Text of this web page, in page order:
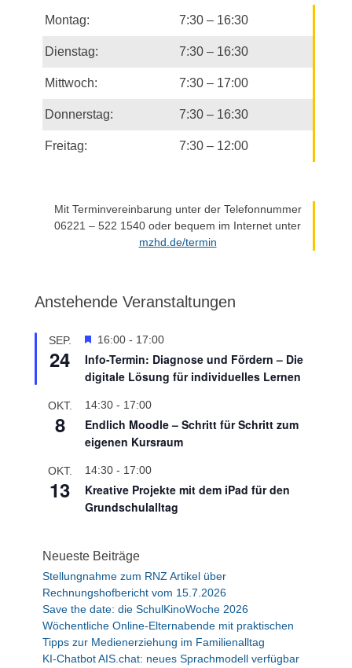
Montag: 7:30 – 16:30
Dienstag: 7:30 – 16:30
Mittwoch: 7:30 – 17:00
Donnerstag: 7:30 – 16:30
Freitag: 7:30 – 12:00
Mit Terminvereinbarung unter der Telefonnummer
06221 – 522 1540 oder bequem im Internet unter
mzhd.de/termin
Anstehende Veranstaltungen
SEP.
24
H
e
v
o
g
e
o
b
e
16:00 - 17:00
Info-Termin: Diagnose und Fördern – Die
digitale Lösung für individuelles Lernen
OKT.
8
14:30 - 17:00
Endlich Moodle – Schritt für Schritt zum
eigenen Kursraum
OKT.
13
14:30 - 17:00
Kreative Projekte mit dem iPad für den
Grundschulalltag
Neueste Beiträge
Stellungnahme zum RNZ Artikel über
Rechnungshofbericht vom 15.7.2026
Save the date: die SchulKinoWoche 2026
Wöchentliche Online-Elternabende mit praktischen
Tipps zur Medienerziehung im Familienalltag
KI-Chatbot AIS.chat: neues Sprachmodell verfügbar